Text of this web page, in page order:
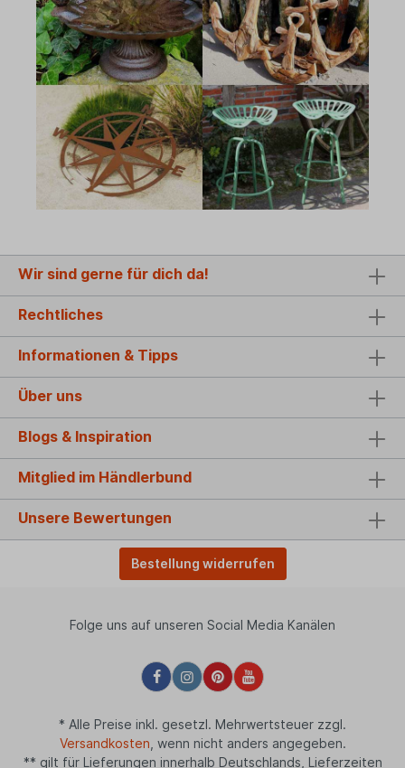
Wir sind gerne für dich da!
Rechtliches
Informationen & Tipps
Über uns
Blogs & Inspiration
Mitglied im Händlerbund
Unsere Bewertungen
Bestellung widerrufen
Folge uns auf unseren Social Media Kanälen
* Alle Preise inkl. gesetzl. Mehrwertsteuer zzgl.
Versandkosten , wenn nicht anders angegeben.
** gilt für Lieferungen innerhalb Deutschlands, Lieferzeiten